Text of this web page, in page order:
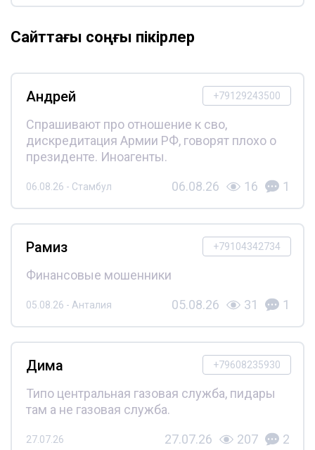
Сайттағы соңғы пікірлер
+79129243500
Андрей
Спрашивают про отношение к сво,
дискредитация Армии РФ, говорят плохо о
президенте. Иноагенты.
06.08.26 - Стамбул 06.08.26 16 1
+79104342734
Рамиз
Финансовые мошенники
05.08.26 - Анталия 05.08.26 31 1
+79608235930
Дима
Типо центральная газовая служба, пидары
там а не газовая служба.
27.07.26 27.07.26 207 2